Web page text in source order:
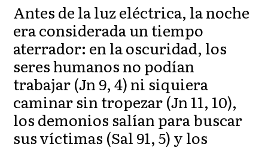
Antes de la luz eléctrica, la noche
era considerada un tiempo
aterrador: en la oscuridad, los
seres humanos no podían
trabajar (Jn 9, 4) ni siquiera
caminar sin tropezar (Jn 11, 10),
los demonios salían para buscar
sus víctimas (Sal 91, 5) y los